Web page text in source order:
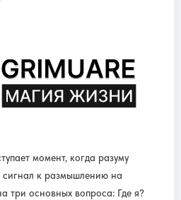
момент, когда разуму
сигнал к размышлению на
три основных вопроса: Где я?